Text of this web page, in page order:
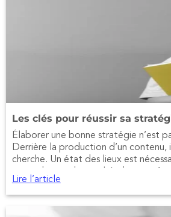
Les clés pour réussir sa
Élaborer une bonne stratégie n’est
Derrière la production d’un contenu,
cherche. Un état des lieux est
es tendances du marché, de
vos concurrents.
Lire l’article